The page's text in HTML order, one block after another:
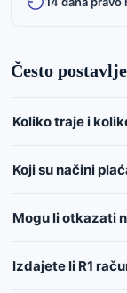
Često
Koliko traje i
Koji su načini
Mogu li otkazati
Izdajete li R1